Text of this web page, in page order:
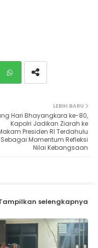
ats
ap
LEBIH BARU
Hari Bhayangkara ke-80,
Kapolri Jadikan Ziarah ke
Presiden RI Terdahulu
Sebagai Momentum Refleksi
Nilai Kebangsaan
selengkapnya